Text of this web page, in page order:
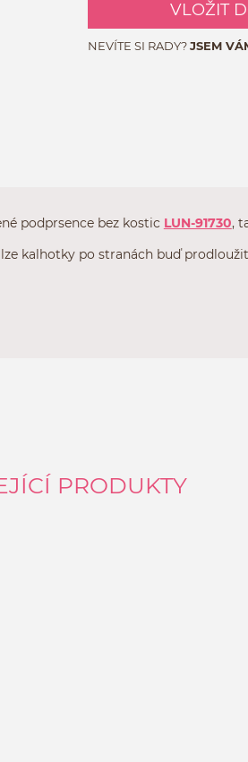
VLOŽIT
NEVÍTE SI RADY?JSEM
podprsence bez kostic LUN-91730,
kalhotky po stranách buď
PRODUKTY